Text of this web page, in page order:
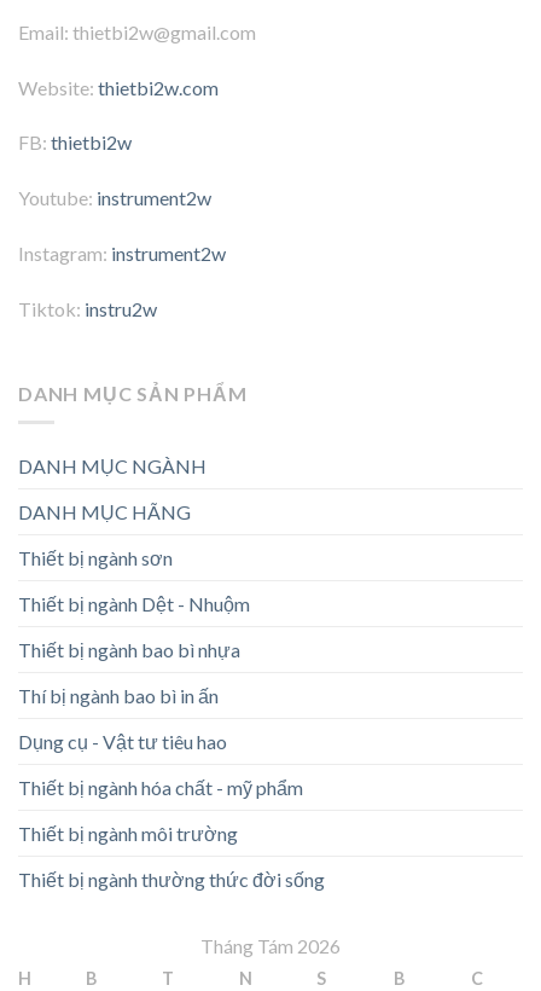
Email: thietbi2w@gmail.com
Website: thietbi2w.com
FB: thietbi2w
Youtube: instrument2w
Instagram: instrument2w
Tiktok: instru2w
DANH MỤC SẢN PHẨM
DANH MỤC NGÀNH
DANH MỤC HÃNG
Thiết bị ngành sơn
Thiết bị ngành Dệt - Nhuộm
Thiết bị ngành bao bì nhựa
Thí bị ngành bao bì in ấn
Dụng cụ - Vật tư tiêu hao
Thiết bị ngành hóa chất - mỹ phẩm
Thiết bị ngành môi trường
Thiết bị ngành thường thức đời sống
Tháng Tám 2026
H B T N S B C